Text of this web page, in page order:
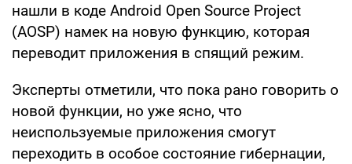
нашли в коде Android Open Source Project
(AOSP) намек на новую функцию, которая
переводит приложения в спящий режим.
Эксперты отметили, что пока рано говорить о
новой функции, но уже ясно, что
неиспользуемые приложения смогут
переходить в особое состояние гибернации,